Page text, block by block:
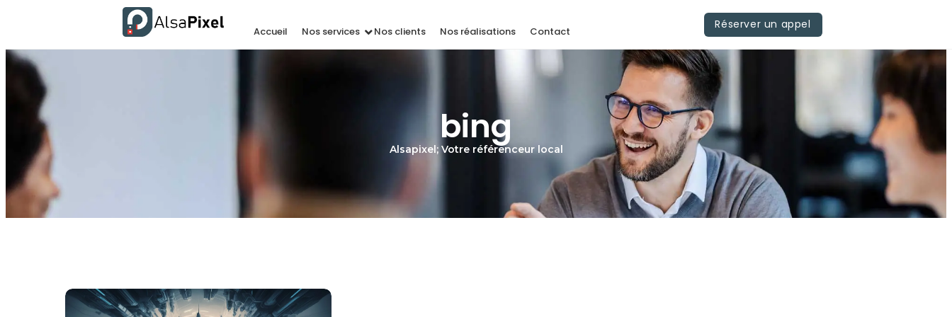
Accueil Nos services Nos clients Nos réalisations Contact
Réserver un appel
bing
Alsapixel; Votre référenceur local